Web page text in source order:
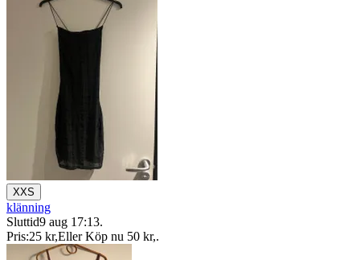
XXS
klänning
Sluttid9 aug 17:13.
Pris:25 kr,Eller Köp nu 50 kr,.